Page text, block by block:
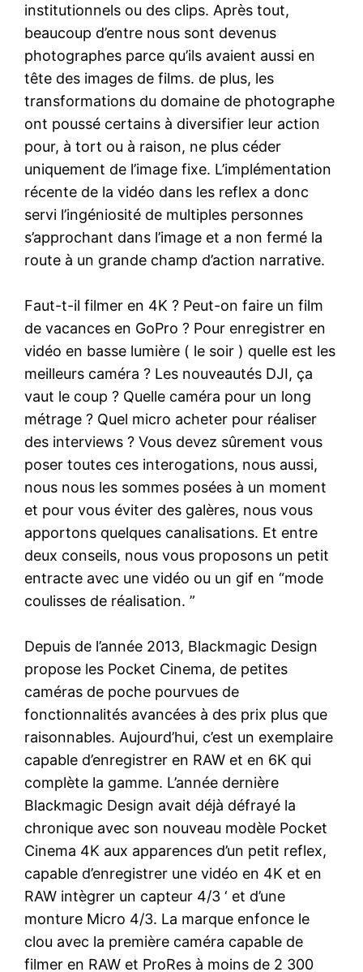
institutionnels ou des clips. Après tout,
beaucoup d’entre nous sont devenus
photographes parce qu’ils avaient aussi en
tête des images de films. de plus, les
transformations du domaine de photographe
ont poussé certains à diversifier leur action
pour, à tort ou à raison, ne plus céder
uniquement de l’image fixe. L’implémentation
récente de la vidéo dans les reflex a donc
servi l’ingéniosité de multiples personnes
s’approchant dans l’image et a non fermé la
route à un grande champ d’action narrative.
Faut-t-il filmer en 4K ? Peut-on faire un film
de vacances en GoPro ? Pour enregistrer en
vidéo en basse lumière ( le soir ) quelle est les
meilleurs caméra ? Les nouveautés DJI, ça
vaut le coup ? Quelle caméra pour un long
métrage ? Quel micro acheter pour réaliser
des interviews ? Vous devez sûrement vous
poser toutes ces interogations, nous aussi,
nous nous les sommes posées à un moment
et pour vous éviter des galères, nous vous
apportons quelques canalisations. Et entre
deux conseils, nous vous proposons un petit
entracte avec une vidéo ou un gif en “mode
coulisses de réalisation. ”
Depuis de l’année 2013, Blackmagic Design
propose les Pocket Cinema, de petites
caméras de poche pourvues de
fonctionnalités avancées à des prix plus que
raisonnables. Aujourd’hui, c’est un exemplaire
capable d’enregistrer en RAW et en 6K qui
complète la gamme. L’année dernière
Blackmagic Design avait déjà défrayé la
chronique avec son nouveau modèle Pocket
Cinema 4K aux apparences d’un petit reflex,
capable d’enregistrer une vidéo en 4K et en
RAW intègrer un capteur 4/3 ‘ et d’une
monture Micro 4/3. La marque enfonce le
clou avec la première caméra capable de
filmer en RAW et ProRes à moins de 2 300